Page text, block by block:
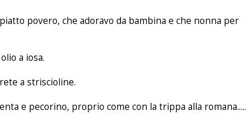
povero, che adoravo da bambina e che nonna per
a iosa.
a striscioline.
e pecorino, proprio come con la trippa alla romana.....